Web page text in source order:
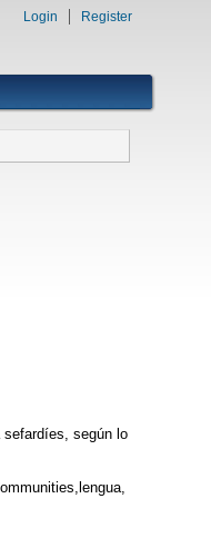
Login Register
según lo